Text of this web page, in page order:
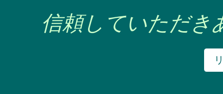
信頼していただき